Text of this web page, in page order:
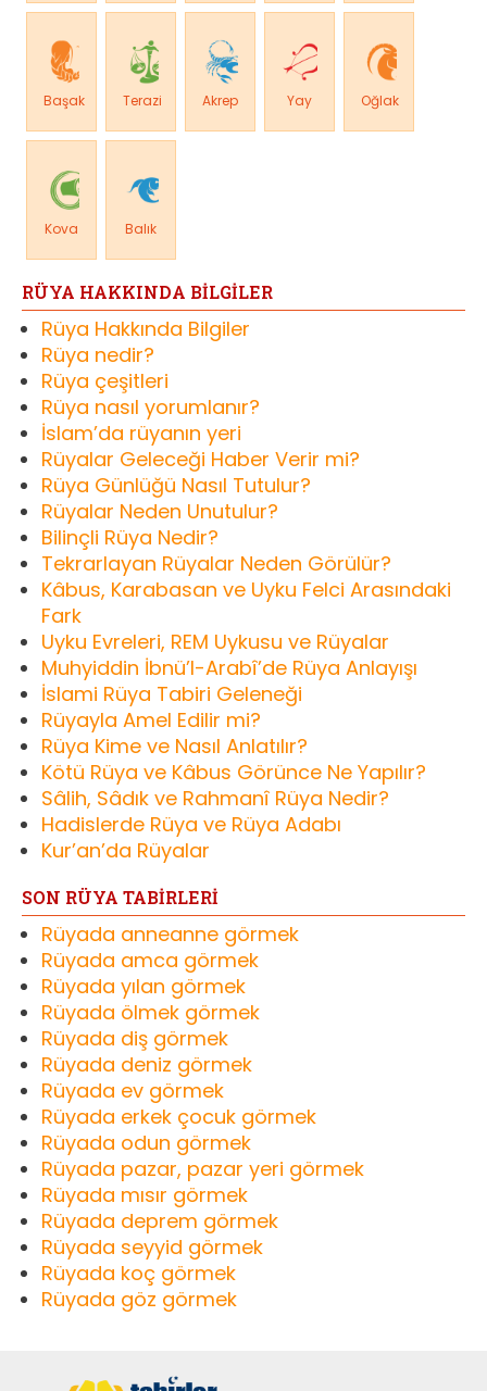
Başak Terazi Akrep Yay Oğlak
Kova Balık
RÜYA HAKKINDA BİLGİLER
Rüya Hakkında Bilgiler
Rüya nedir?
Rüya çeşitleri
Rüya nasıl yorumlanır?
İslam’da rüyanın yeri
Rüyalar Geleceği Haber Verir mi?
Rüya Günlüğü Nasıl Tutulur?
Rüyalar Neden Unutulur?
Bilinçli Rüya Nedir?
Tekrarlayan Rüyalar Neden Görülür?
Kâbus, Karabasan ve Uyku Felci Arasındaki
Fark
Uyku Evreleri, REM Uykusu ve Rüyalar
Muhyiddin İbnü’l-Arabî’de Rüya Anlayışı
İslami Rüya Tabiri Geleneği
Rüyayla Amel Edilir mi?
Rüya Kime ve Nasıl Anlatılır?
Kötü Rüya ve Kâbus Görünce Ne Yapılır?
Sâlih, Sâdık ve Rahmanî Rüya Nedir?
Hadislerde Rüya ve Rüya Adabı
Kur’an’da Rüyalar
SON RÜYA TABİRLERİ
Rüyada anneanne görmek
Rüyada amca görmek
Rüyada yılan görmek
Rüyada ölmek görmek
Rüyada diş görmek
Rüyada deniz görmek
Rüyada ev görmek
Rüyada erkek çocuk görmek
Rüyada odun görmek
Rüyada pazar, pazar yeri görmek
Rüyada mısır görmek
Rüyada deprem görmek
Rüyada seyyid görmek
Rüyada koç görmek
Rüyada göz görmek